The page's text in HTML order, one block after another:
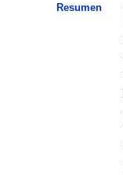
Resumen